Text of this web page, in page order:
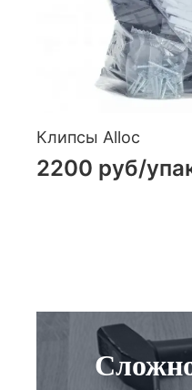
Клипсы Alloc
2200 руб/